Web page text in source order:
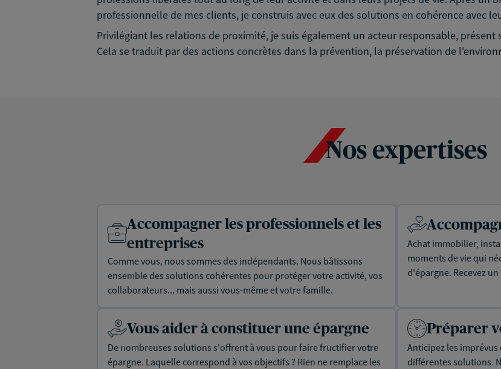
professionnelle de mes clients, je construis avec eux des solutions en cohérence avec
Privilégiant les relations de proximité, je suis également un acteur responsable,
Cela se traduit par des actions concrètes dans la prévention, la préservation de
Nos expertises
Accompagner les professionnels et les
entreprises
Comme vous, nous sommes des indépendants. Nous bâtissons
ensemble des solutions cohérentes pour protéger votre activité, vos
collaborateurs... mais aussi vous-même et votre famille.
Achat immobilier,
moments de vie qui
d'épargne. Recevez
Vous aider à constituer une épargne
De nombreuses solutions s'offrent à vous pour faire fructifier votre
épargne. Laquelle correspond à vos objectifs ? Rien ne remplace les
Préparer
Anticipez les imprévus
différentes solutions.